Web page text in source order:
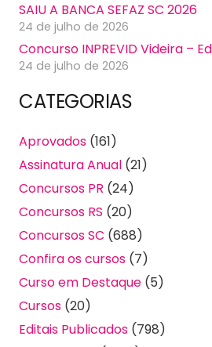
SAIU A BANCA SEFAZ SC 2026
24 de julho de 2026
Concurso INPREVID Videira –
24 de julho de 2026
CATEGORIAS
Aprovados (161)
Assinatura Anual (21)
Concursos PR (24)
Concursos RS (20)
Concursos SC (688)
Confira os cursos (7)
Curso em Destaque (5)
Cursos (20)
Editais Publicados (798)